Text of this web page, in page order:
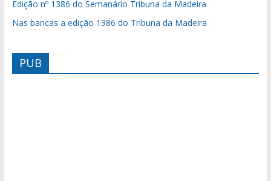
Edição nº 1386 do Semanário Tribuna da Madeira
Nas bancas a edição 1386 do Tribuna da Madeira
PUB